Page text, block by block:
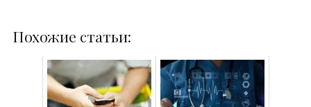
Похожие статьи: